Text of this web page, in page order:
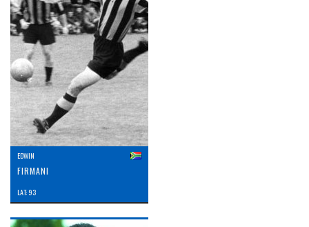
EDWIN
FIRMANI
LAT: 93